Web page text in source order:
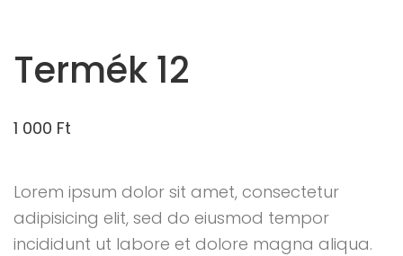
Termék 12
1 000 Ft
Lorem ipsum dolor sit amet, consectetur
adipisicing elit, sed do eiusmod tempor
incididunt ut labore et dolore magna aliqua.